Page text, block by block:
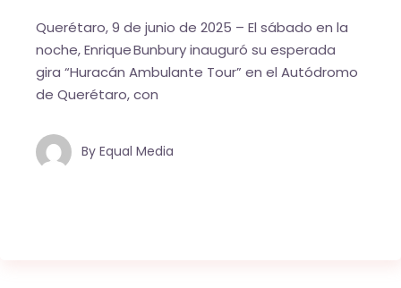
Querétaro, 9 de junio de 2025 – El sábado en la
noche, Enrique Bunbury inauguró su esperada
gira “Huracán Ambulante Tour” en el Autódromo
de Querétaro, con
By Equal Media